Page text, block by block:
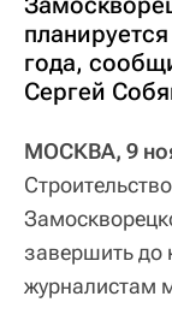
года,
Сергей
МОСКВА, 9
завершить до
журналистам